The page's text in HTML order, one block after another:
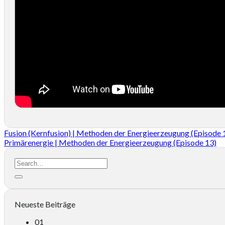
Fusion (Kernfusion) | Methoden der Energieerzeugung (Episode
Primärenergie | Methoden der Energieerzeugung (Episode 13)
Neueste Beiträge
01